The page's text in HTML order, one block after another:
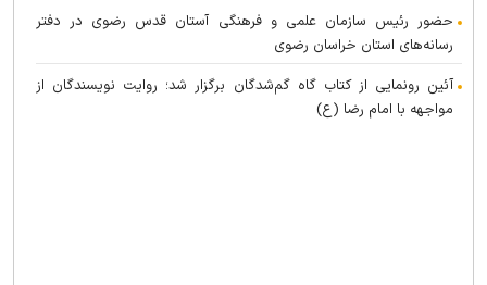
حضور رئیس سازمان علمی و فرهنگی آستان قدس رضوی در دفتر
رسانه‌های استان خراسان رضوی
آئین رونمایی از کتاب گاه گم‌شدگان برگزار شد؛ روایت نویسندگان از
مواجهه با امام رضا (ع)